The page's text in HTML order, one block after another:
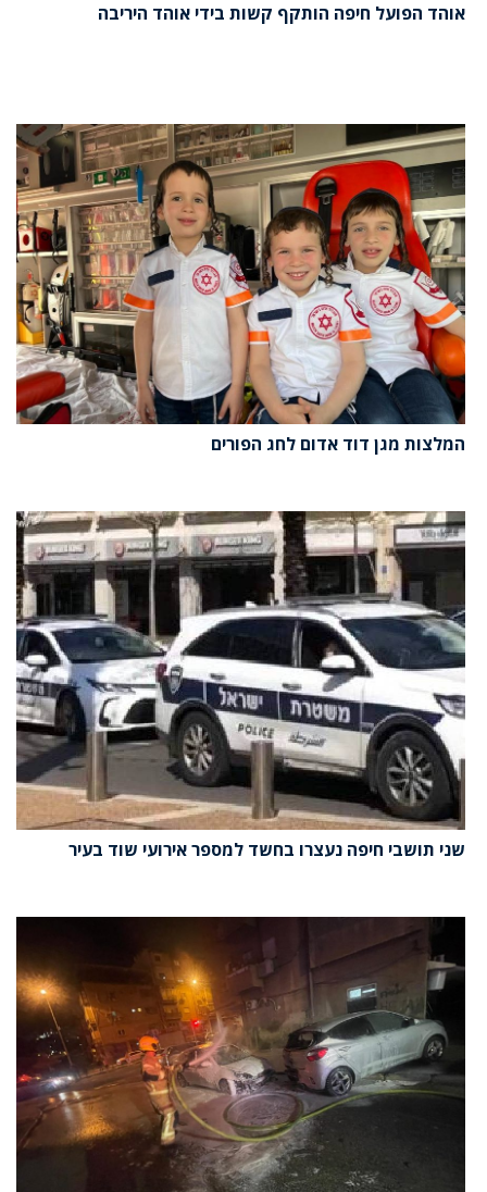
אוהד הפועל חיפה הותקף קשות בידי אוהד היריבה
המלצות מגן דוד אדום לחג הפורים
שני תושבי חיפה נעצרו בחשד למספר אירועי שוד בעיר